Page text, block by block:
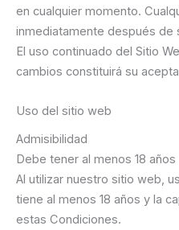
en cualquier momento.
inmediatamente después de
El uso continuado del Sitio
cambios constituirá su
Uso del sitio web
Admisibilidad
Debe tener al menos 18
Al utilizar nuestro sitio web,
tiene al menos 18 años y la
estas Condiciones.